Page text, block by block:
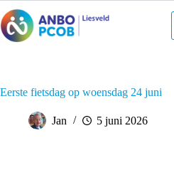
Eerste fietsdag op woensdag 24 juni
Jan 5 juni 2026